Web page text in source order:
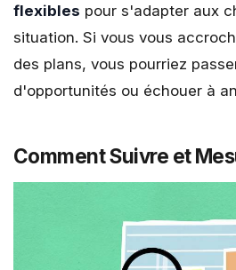
flexibles pour s'adapter aux
situation. Si vous vous
des plans, vous pourriez
d'opportunités ou échouer à
Comment Suivre et